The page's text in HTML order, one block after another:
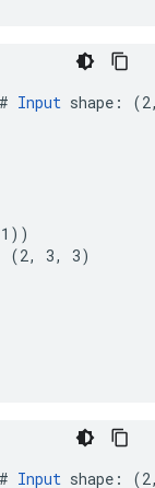
Input shape:
(2, 3, 3)
Input shape: